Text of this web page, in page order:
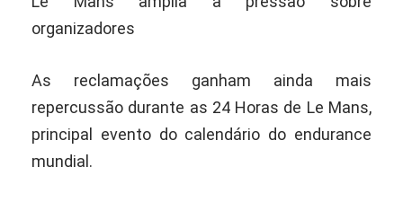
organizadores
As reclamações ganham ainda mais
repercussão durante as 24 Horas de Le Mans,
principal evento do calendário do endurance
mundial.